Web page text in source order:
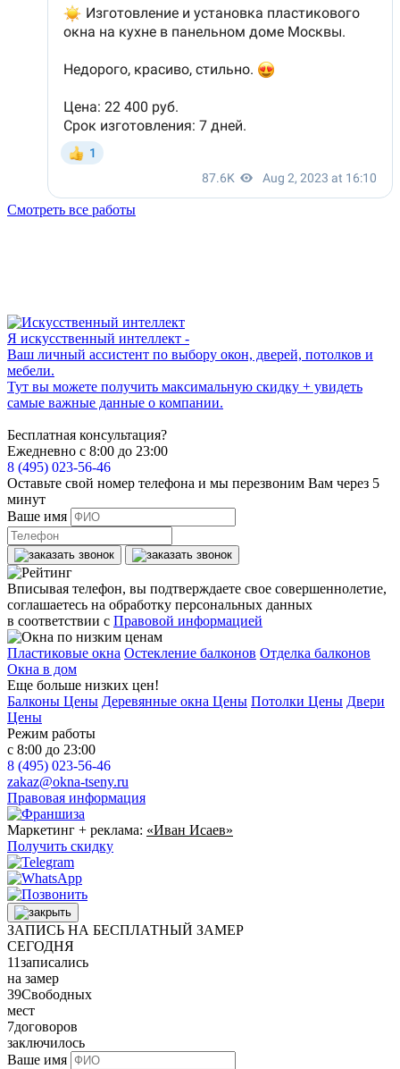
Смотреть все работы
Я искусственный интеллект -
Ваш личный ассистент по выбору окон, дверей, потолков и
мебели.
Тут вы можете получить максимальную скидку + увидеть
самые важные данные о компании.
Бесплатная консультация?
Ежедневно с 8:00 до 23:00
8 (495) 023-56-46
Оставьте свой номер телефона и мы перезвоним Вам через 5
минут
Ваше имя
Вписывая телефон, вы подтверждаете свое совершеннолетие,
соглашаетесь на обработку персональных данных
в соответствии с Правовой информацией
Пластиковые окна Остекление балконов Отделка балконов
Окна в дом
Еще больше низких цен!
Балконы Цены Деревянные окна Цены Потолки Цены Двери
Цены
Режим работы
с 8:00 до 23:00
8 (495) 023-56-46
zakaz@okna-tseny.ru
Правовая информация
Маркетинг + реклама: «Иван Исаев»
Получить скидку
ЗАПИСЬ НА БЕСПЛАТНЫЙ ЗАМЕР
СЕГОДНЯ
11записались
на замер
39Свободных
мест
7договоров
заключилось
Ваше имя